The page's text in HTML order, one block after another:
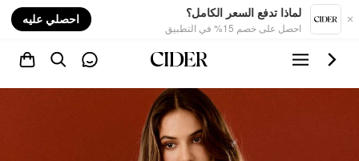
لماذا تدفع السعر الكامل؟
احصل على خصم 15% في التطبيق
احصلي عليه